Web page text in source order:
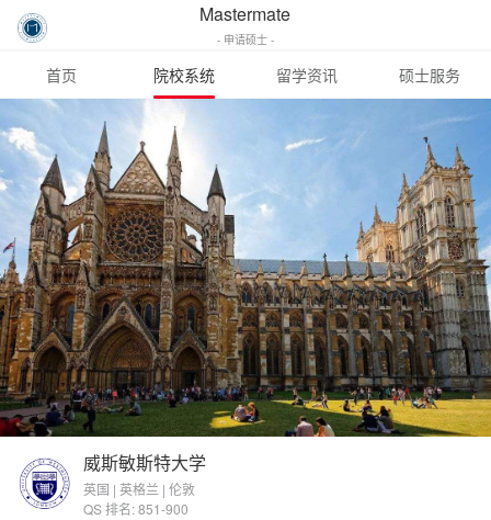
Mastermate
- 申请硕士 -
首页 院校系统 留学资讯 硕士服务
威斯敏斯特大学
英国 | 英格兰 | 伦敦
QS 排名: 851-900